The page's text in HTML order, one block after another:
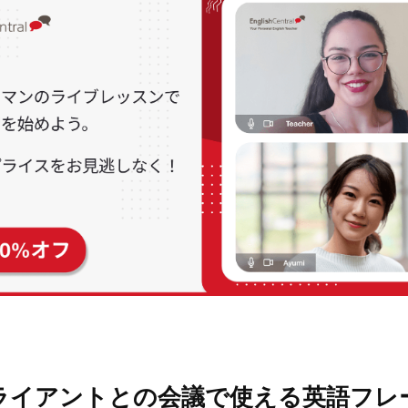
イアントとの会議で使える英語フレ